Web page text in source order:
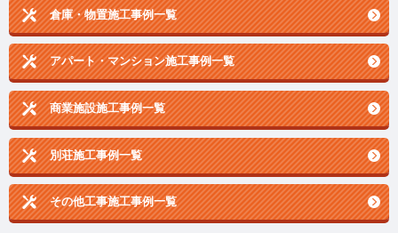
倉庫・物置施工事例一覧
アパート・マンション施工事例一覧
商業施設施工事例一覧
別荘施工事例一覧
その他工事施工事例一覧